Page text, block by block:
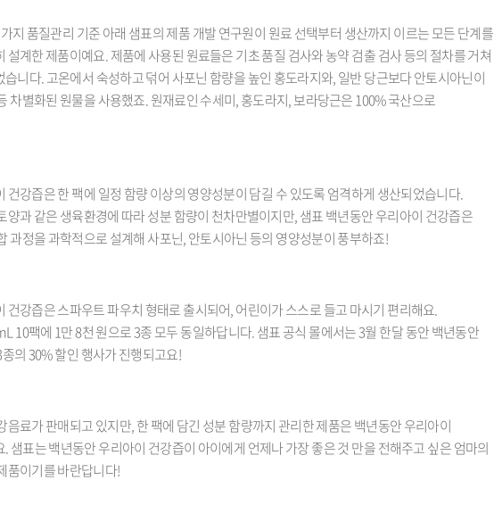
지 품질관리 기준 아래 샘표의 제품 개발 연구원이 원료 선택부터 생산까지 이르는 모든 단계를
설계한 제품이예요. 제품에 사용된 원료들은 기초 품질 검사와 농약 검출 검사 등의 절차를 거쳐
니다. 고온에서 숙성하고 덖어 사포닌 함량을 높인 홍도라지와, 일반 당근보다 안토시아닌이
차별화된 원물을 사용했죠. 원재료인 수세미, 홍도라지, 보라당근은 100% 국산으로
건강즙은 한 팩에 일정 함량 이상의 영양성분이 담길 수 있도록 엄격하게 생산되었습니다.
양과 같은 생육환경에 따라 성분 함량이 천차만별이지만, 샘표 백년동안 우리아이 건강즙은
과정을 과학적으로 설계해 사포닌, 안토시아닌 등의 영양성분이 풍부하죠!
건강즙은 스파우트 파우치 형태로 출시되어, 어린이가 스스로 들고 마시기 편리해요.
10팩에 1만 8천 원으로 3종 모두 동일하답니다. 샘표 공식 몰에서는 3월 한달 동안 백년동안
의 30% 할인 행사가 진행되고요!
음료가 판매되고 있지만, 한 팩에 담긴 성분 함량까지 관리한 제품은 백년동안 우리아이
샘표는 백년동안 우리아이 건강즙이 아이에게 언제나 가장 좋은 것 만을 전해주고 싶은 엄마의
품이기를 바란답니다!